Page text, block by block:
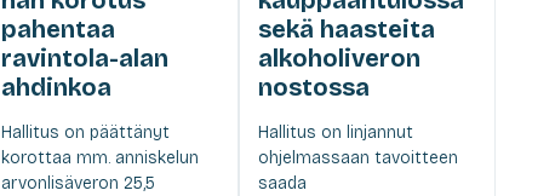
pahentaa
ravintola-alan
ahdinkoa
Hallitus on päättänyt
korottaa mm. anniskelun
arvonlisäveron 25,5
sekä haasteita
alkoholiveron
nostossa
Hallitus on linjannut
ohjelmassaan tavoitteen
saada